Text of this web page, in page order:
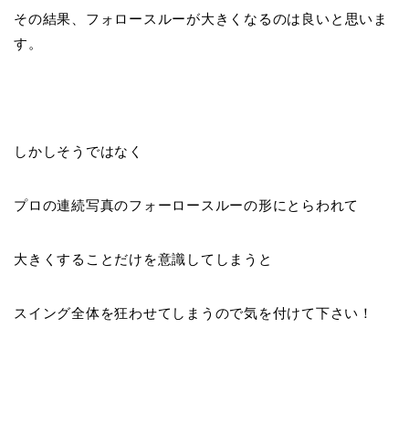
その結果、 フォロースルーが大きくなるのは良いと思いま
す。
しかしそうではなく
プロの連続写真のフォーロースルーの形にとらわれて
大きくすることだけを意識してしまうと
スイング全体を狂わせてしまう ので気を付けて下さい！